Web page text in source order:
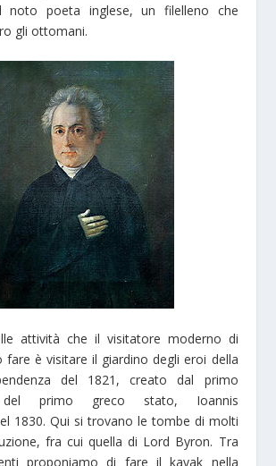
noto poeta inglese, un filelleno che
gli ottomani.
attività che il visitatore moderno di
fare è visitare il giardino degli eroi della
del 1821, creato dal primo
del primo greco stato, Ioannis
1830. Qui si trovano le tombe di molti
fra cui quella di Lord Byron. Tra
proponiamo di fare il kayak nella